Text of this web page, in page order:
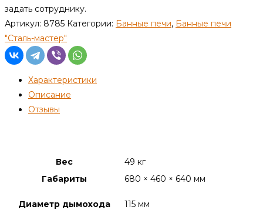
задать сотруднику.
Артикул: 8785 Категории: Банные печи, Банные печи
"Сталь-мастер"
Характеристики
Описание
Отзывы
Вес
49 кг
Габариты
680 × 460 × 640 мм
Диаметр дымохода 115 мм